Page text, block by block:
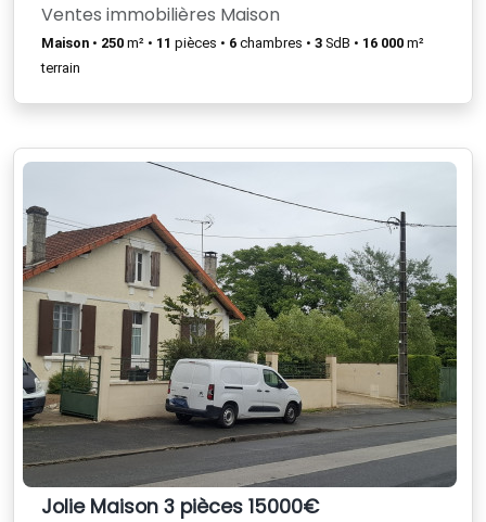
Ventes immobilières Maison
Maison • 250 m² • 11 pièces • 6 chambres • 3 SdB • 16 000 m²
terrain
Jolie Maison 3 pièces 15000€